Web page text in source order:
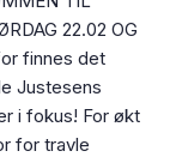
22.02 OG
finnes det
Justesens
i fokus! For økt
for travle